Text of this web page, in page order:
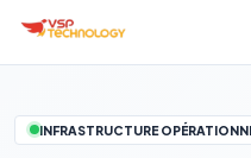
INFRASTRUCTURE